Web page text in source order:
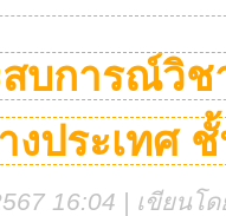
สบการณ์วิ
ประเทศ
16:04 | เขียนโ